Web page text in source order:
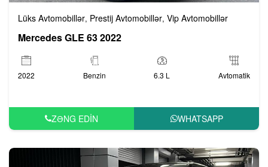
Lüks Avtomobillər, Prestij Avtomobillər, Vip Avtomobillər
Mercedes GLE 63 2022
2022 Benzin 6.3 L Avtomatik
ZƏNG EDIN WHATSAPP